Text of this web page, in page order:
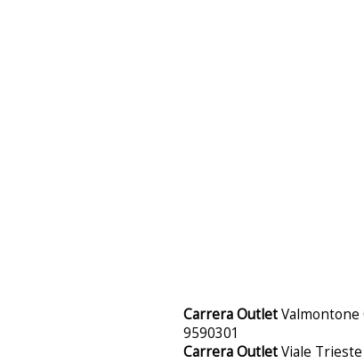
Carrera OutletValmontone
9590301
Carrera OutletViale